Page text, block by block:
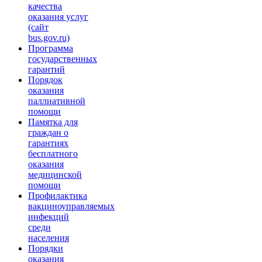
качества
оказания услуг
(сайт
bus.gov.ru)
Программа
государственных
гарантий
Порядок
оказания
паллиативной
помощи
Памятка для
граждан о
гарантиях
бесплатного
оказания
медицинской
помощи
Профилактика
вакциноуправляемых
инфекций
среди
населения
Порядки
оказания